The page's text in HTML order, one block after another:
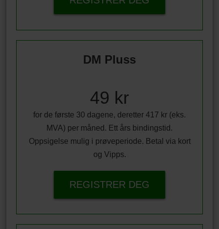
DM Pluss
49 kr
for de første 30 dagene, deretter 417 kr (eks.
MVA) per måned. Ett års bindingstid.
Oppsigelse mulig i prøveperiode. Betal via kort
og Vipps.
REGISTRER DEG